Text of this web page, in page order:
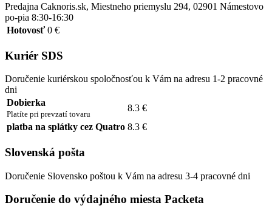
Predajna Caknoris.sk, Miestneho priemyslu 294, 02901 Námestovo
po-pia 8:30-16:30
Hotovosť 0 €
Kuriér SDS
Doručenie kuriérskou spoločnosťou k Vám na adresu 1-2 pracovné
dni
Dobierka
Platíte pri prevzatí tovaru
8.3 €
platba na splátky cez Quatro 8.3 €
Slovenská pošta
Doručenie Slovensko poštou k Vám na adresu 3-4 pracovné dni
Doručenie do výdajného miesta Packeta